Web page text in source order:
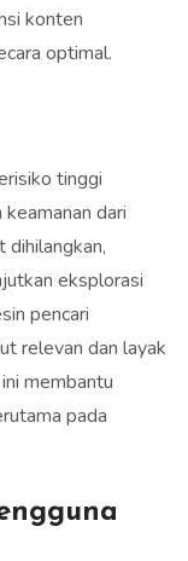
konten
optimal.
tinggi
dari
dihilangkan,
eksplorasi
pencari
relevan dan layak
membantu
pada